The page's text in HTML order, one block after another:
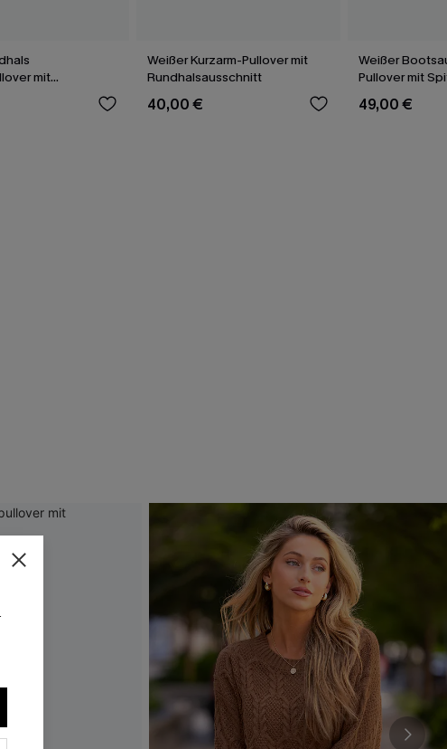
mit
Weißer Kurzarm-Pullover mit
Rundhalsausschnitt
40,00 €
Weißer
Pullover mit
49,00 €